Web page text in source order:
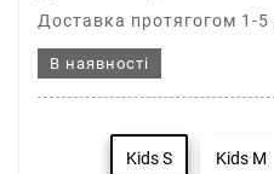
Доставка протягогом 1-5
В наявності
Kids S Kids M